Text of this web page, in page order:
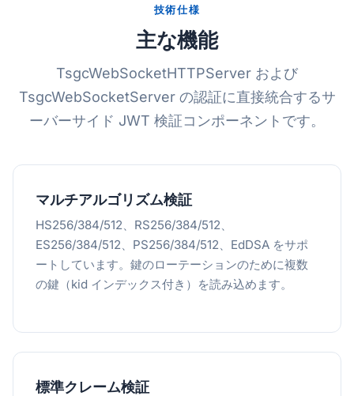
技術仕様
主な機能
TsgcWebSocketHTTPServer および
TsgcWebSocketServer の認証に直接統合するサ
ーバーサイド JWT 検証コンポーネントです。
マルチアルゴリズム検証
HS256/384/512、RS256/384/512、
ES256/384/512、PS256/384/512、EdDSA をサポ
ートしています。鍵のローテーションのために複数
の鍵（kid インデックス付き）を読み込めます。
標準クレーム検証